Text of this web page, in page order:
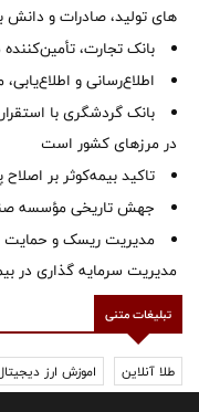
های تولید، صادرات و دانش
بانک تجارت، تأمین‌کننده مالی
اطلاع‌رسانی و
بانک گردشگری با
در مرزهای کشور است
تاکید بیمه‌کوثر بر
جهش تاریخی مؤسسه
مدیریت ریسک و حمایت
مدیریت سرمایه گذاری در
تبلیغات متنی
طلا آنلاین اموزش ارز